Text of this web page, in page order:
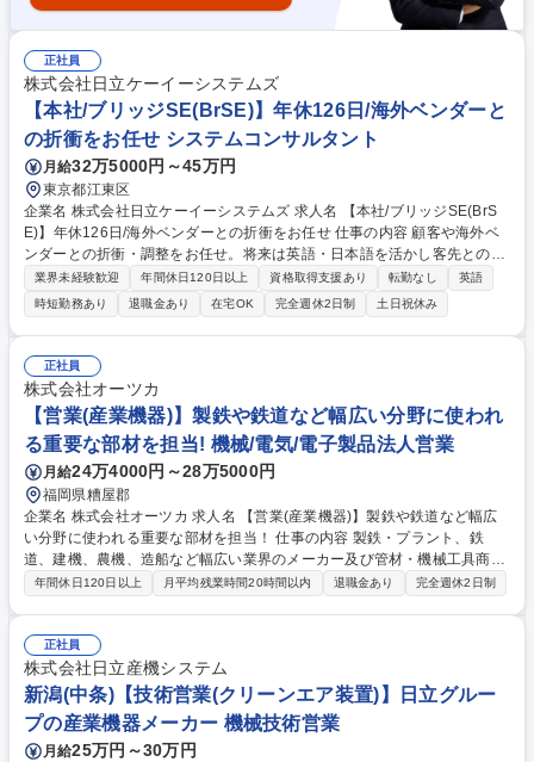
正社員
株式会社日立ケーイーシステムズ
【本社/ブリッジSE(BrSE)】年休126日/海外ベンダーと
の折衝をお任せ システムコンサルタント
月給32万5000円～45万円
東京都江東区
企業名 株式会社日立ケーイーシステムズ 求人名 【本社/ブリッジSE(BrS
E)】年休126日/海外ベンダーとの折衝をお任せ 仕事の内容 顧客や海外ベ
ンダーとの折衝・調整をお任せ。将来は英語・日本語を活かし客先との折
衝・会話をメインに担当するキャリアパスです。 ■エンドユーザーと大手
ベンダー、社内開発メンバー（DX部門）間のブリッジ・調整業務 ■海外パ
ッケージベンダーとの折衝、英語での指示出し・コントロール業務 ■Visu
al Studio .NETからJavaへの切り替え・移行フェーズにおける技術的対応
【業務内容の変更範囲】当社の指定する業務 募集職種 【本社/ブリッジSE
(BrSE)】年休126日/海外ベンダーとの折衝をお任せ
業界未経験歓迎 年間休日120日以上 資格取得支援あり 転勤なし
英語
時短勤務あり
退職金あり 在宅OK 完全週休2日制 土日祝休み
正社員
株式会社オーツカ
【営業(産業機器)】製鉄や鉄道など幅広い分野に使われ
る重要な部材を担当! 機械/電気/電子製品法人営業
月給24万4000円～28万5000円
福岡県糟屋郡
企業名 株式会社オーツカ 求人名 【営業(産業機器)】製鉄や鉄道など幅広
い分野に使われる重要な部材を担当！ 仕事の内容 製鉄・プラント、鉄
道、建機、農機、造船など幅広い業界のメーカー及び管材・機械工具商社
に対して、配管固定用部材・計測想定部材、その他周辺部材の提案をお任
ますが、慣れてきたら一部新規顧客へのアプローチもしてもらいます。
【商材について】製鉄や農業用トラクター、ショベルカーなどの建機、鉄
道など幅広い分野で重要な配管固定用の部材です。普段目にしない部分に
はなりますが、この部材がないと成り立たない重要な部材に関われます！
募集職種 【営業(産業機器)】製鉄や鉄道など幅広い分野に使われる重要な
部材を担当！
年間休日120日以上 月平均残業時間20時間以内 退職金あり 完全週休2日制
正社員
株式会社日立産機システム
新潟(中条)【技術営業(クリーンエア装置)】日立グルー
プの産業機器メーカー 機械技術営業
月給25万円～30万円